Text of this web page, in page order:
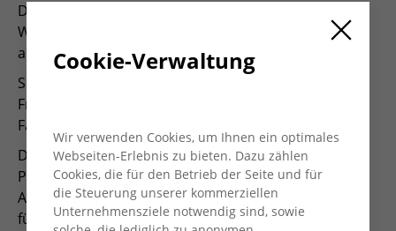
Die AWO bietet an allen Berufskolleg im Kreisgebiet
Wesel Hilfen durch Sozialpädagogische Fachkräfte
an.
Schüler*innen der Schulen können sich mit ihren
Fragen und Problemen jeglicher Art an eine
Fachkraft wenden.
Die Fachkraft leistet Beratung, vermittelt bei
Problemen zwischen Schule und
Ausbildungsbetrieb. Ferner gibt sie wichtige Tipps
für weitere spezielle Beratungsangebote, z.B.
Cookie-Verwaltung
Wir verwenden Cookies, um Ihnen ein optimales
Webseiten-Erlebnis zu bieten. Dazu zählen
Cookies, die für den Betrieb der Seite und für
die Steuerung unserer kommerziellen
Unternehmensziele notwendig sind, sowie